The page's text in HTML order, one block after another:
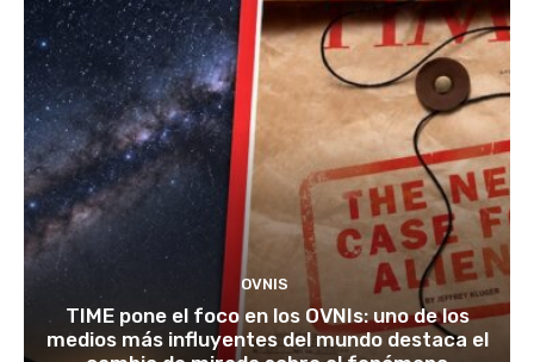
OVNIS
TIME pone el foco en los OVNIs: uno de los
medios más influyentes del mundo destaca el